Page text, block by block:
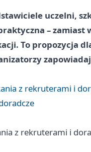
uczelni,
– zamiast
To propozycja
z rekruterami i
z rekruterami i